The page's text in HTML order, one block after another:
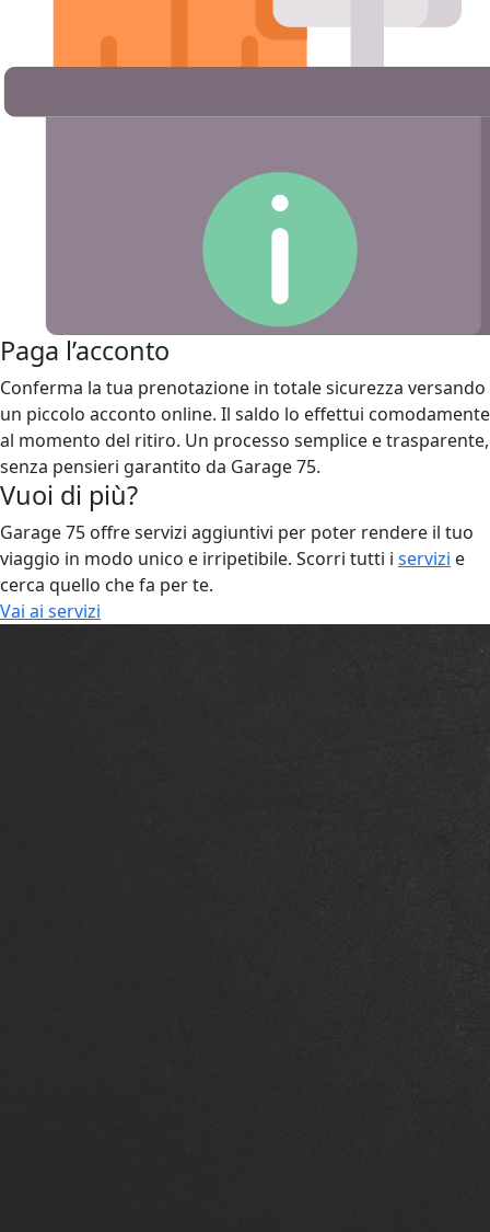
Paga l’acconto
Conferma la tua prenotazione in totale sicurezza versando
un piccolo acconto online. Il saldo lo effettui comodamente
al momento del ritiro. Un processo semplice e trasparente,
senza pensieri garantito da Garage 75.
Vuoi di più?
Garage 75 offre servizi aggiuntivi per poter rendere il tuo
viaggio in modo unico e irripetibile. Scorri tutti i servizi e
cerca quello che fa per te.
Vai ai servizi